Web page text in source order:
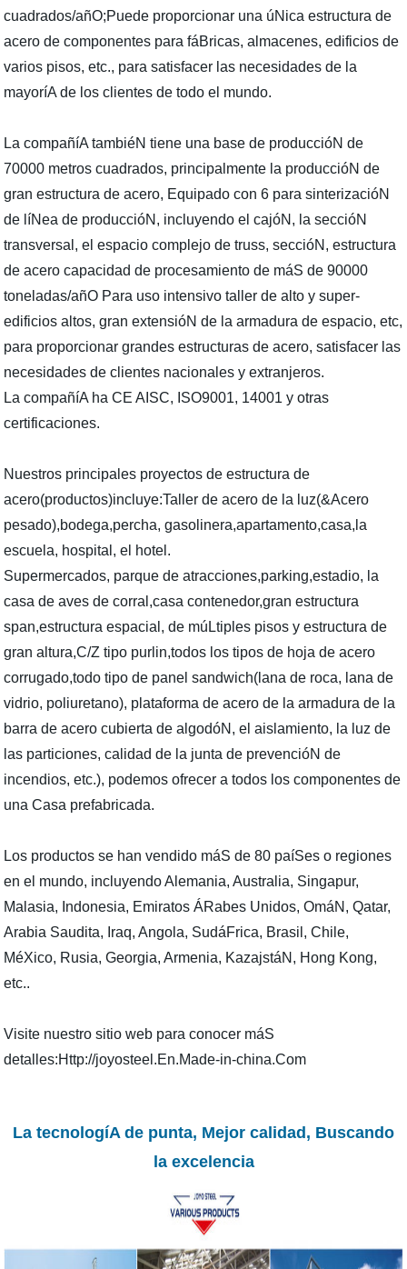
cuadrados/añO;Puede proporcionar una úNica estructura de
acero de componentes para fáBricas, almacenes, edificios de
varios pisos, etc., para satisfacer las necesidades de la
mayoríA de los clientes de todo el mundo.
La compañíA tambiéN tiene una base de produccióN de
70000 metros cuadrados, principalmente la produccióN de
gran estructura de acero, Equipado con 6 para sinterizacióN
de líNea de produccióN, incluyendo el cajóN, la seccióN
transversal, el espacio complejo de truss, seccióN, estructura
de acero capacidad de procesamiento de máS de 90000
toneladas/añO Para uso intensivo taller de alto y super-
edificios altos, gran extensióN de la armadura de espacio, etc,
para proporcionar grandes estructuras de acero, satisfacer las
necesidades de clientes nacionales y extranjeros.
La compañíA ha CE AISC, ISO9001, 14001 y otras
certificaciones.
Nuestros principales proyectos de estructura de
acero(productos)incluye:Taller de acero de la luz(&Acero
pesado),bodega,percha, gasolinera,apartamento,casa,la
escuela, hospital, el hotel.
Supermercados, parque de atracciones,parking,estadio, la
casa de aves de corral,casa contenedor,gran estructura
span,estructura espacial, de múLtiples pisos y estructura de
gran altura,C/Z tipo purlin,todos los tipos de hoja de acero
corrugado,todo tipo de panel sandwich(lana de roca, lana de
vidrio, poliuretano), plataforma de acero de la armadura de la
barra de acero cubierta de algodóN, el aislamiento, la luz de
las particiones, calidad de la junta de prevencióN de
incendios, etc.), podemos ofrecer a todos los componentes de
una Casa prefabricada.
Los productos se han vendido máS de 80 paíSes o regiones
en el mundo, incluyendo Alemania, Australia, Singapur,
Malasia, Indonesia, Emiratos ÁRabes Unidos, OmáN, Qatar,
Arabia Saudita, Iraq, Angola, SudáFrica, Brasil, Chile,
MéXico, Rusia, Georgia, Armenia, KazajstáN, Hong Kong,
etc..
Visite nuestro sitio web para conocer máS
detalles:Http://joyosteel.En.Made-in-china.Com
La tecnologíA de punta, Mejor calidad, Buscando
la excelencia